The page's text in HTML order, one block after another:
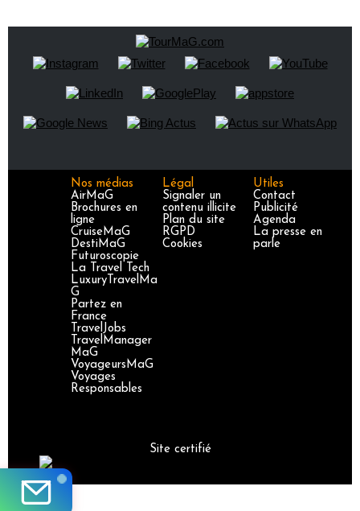
Nos médias
AirMaG
Brochures en
ligne
CruiseMaG
DestiMaG
Futuroscopie
La Travel Tech
LuxuryTravelMa
G
Partez en
France
TravelJobs
TravelManager
MaG
VoyageursMaG
Voyages
Responsables
Légal
Signaler un
contenu illicite
Plan du site
RGPD
Cookies
Utiles
Contact
Publicité
Agenda
La presse en
parle
Site certifié